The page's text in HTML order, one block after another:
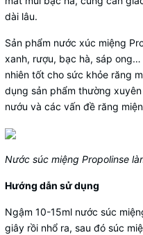
dài lâu.
Sản phẩm nước xúc miệng
xanh, rượu, bạc hà, sáp
nhiên tốt cho sức khỏe răng
dụng sản phẩm thường
nướu và các vấn đề răng
Nước súc miệng Propolinse
Hướng dẫn sử dụng
Ngậm 10-15ml nước súc
giây rồi nhổ ra, sau đó súc